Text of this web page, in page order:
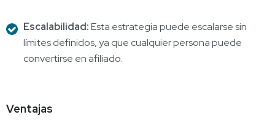
Escalabilidad:Esta estrategia puede escalarse sin
límites definidos, ya que cualquier persona puede
convertirse en afiliado.
Ventajas